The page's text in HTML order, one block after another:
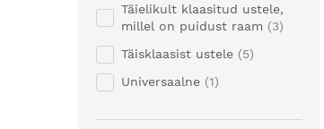
Täielikult klaasitud ustele,
millel on puidust raam
3
Täisklaasist ustele
5
Universaalne
1